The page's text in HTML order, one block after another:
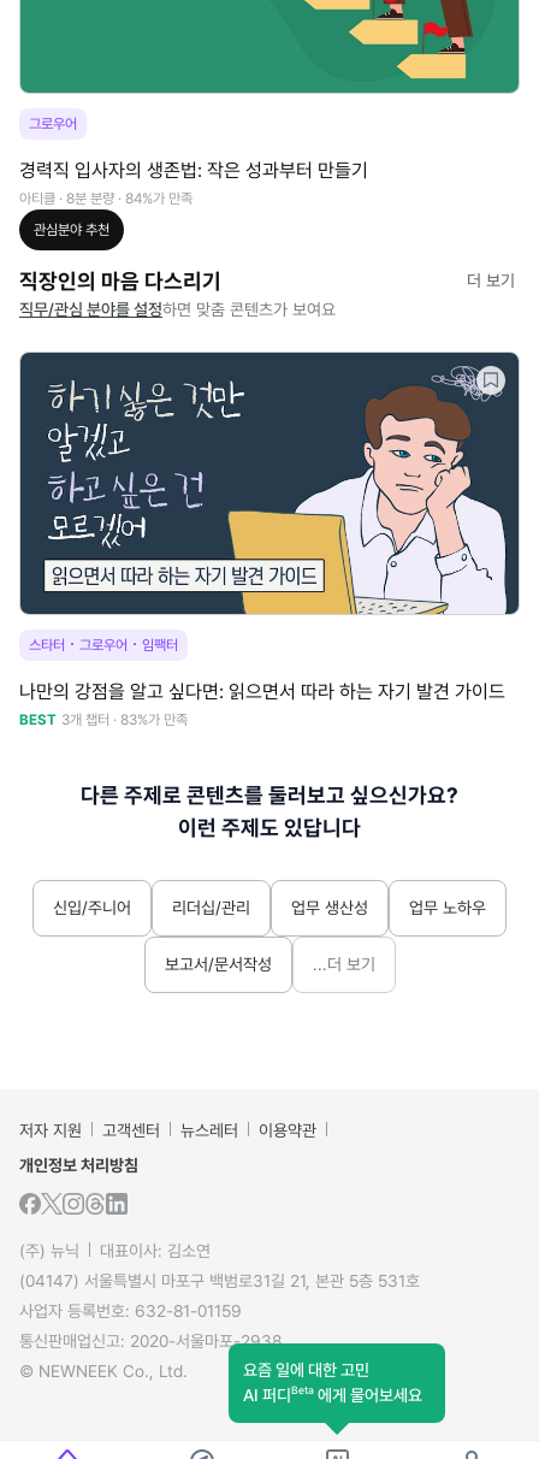
그로우어
경력직 입사자의 생존법: 작은 성과부터 만들기
아티클 · 8분 분량 · 84%가 만족
관심분야추천
직장인의 마음 다스리기
더 보기
직무/관심 분야를 설정하면 맞춤 콘텐츠가 보여요
스타터 · 그로우어 · 임팩터
나만의 강점을 알고 싶다면: 읽으면서 따라 하는 자기 발견 가이드
BEST 3개 챕터 · 83%가 만족
다른 주제로 콘텐츠를 둘러보고 싶으신가요?
이런 주제도 있답니다
신입/주니어 리더십/관리 업무 생산성 업무 노하우
보고서/문서작성 ...더 보기
저자 지원 고객센터 뉴스레터
이용약관
개인정보 처리방침
(주) 뉴닉
대표이사: 김소연
(04147) 서울특별시 마포구 백범로31길 21, 본관 5층 531호
사업자 등록번호: 632-81-01159
통신판매업신고: 2020-서울마포-2938
© NEWNEEK Co., Ltd.
요즘 일에 대한 고민
AI 퍼디Beta 에게 물어보세요